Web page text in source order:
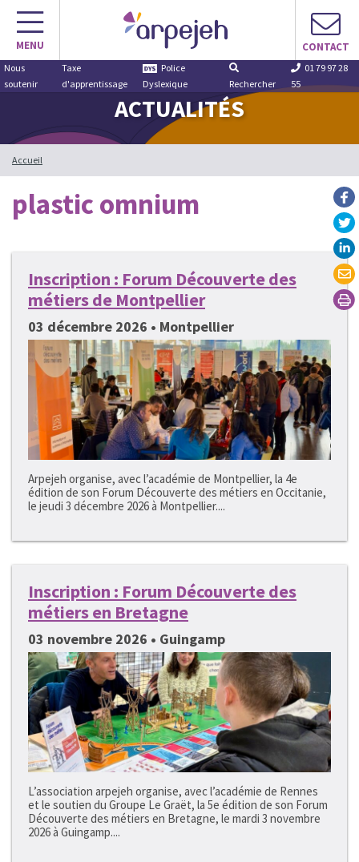
Aller
contenu
MENU CONTACT
Nous
soutenir
Taxe
d'apprentissage
Police
Dyslexique
Rechercher
01 79 97 28
55
ACTUALITÉS
Accueil
plastic omnium
Inscription : Forum Découverte des
métiers de Montpellier
03 décembre 2026 • Montpellier
Arpejeh organise, avec l’académie de Montpellier, la 4e
édition de son Forum Découverte des métiers en Occitanie,
le jeudi 3 décembre 2026 à Montpellier....
Inscription : Forum Découverte des
métiers en Bretagne
03 novembre 2026 • Guingamp
L’association arpejeh organise, avec l’académie de Rennes
et le soutien du Groupe Le Graët, la 5e édition de son Forum
Découverte des métiers en Bretagne, le mardi 3 novembre
2026 à Guingamp....